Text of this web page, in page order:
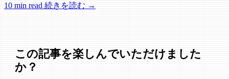
の修正が含まれています。
10 min read 続きを読む →
この記事を楽しんでいただけました
か？